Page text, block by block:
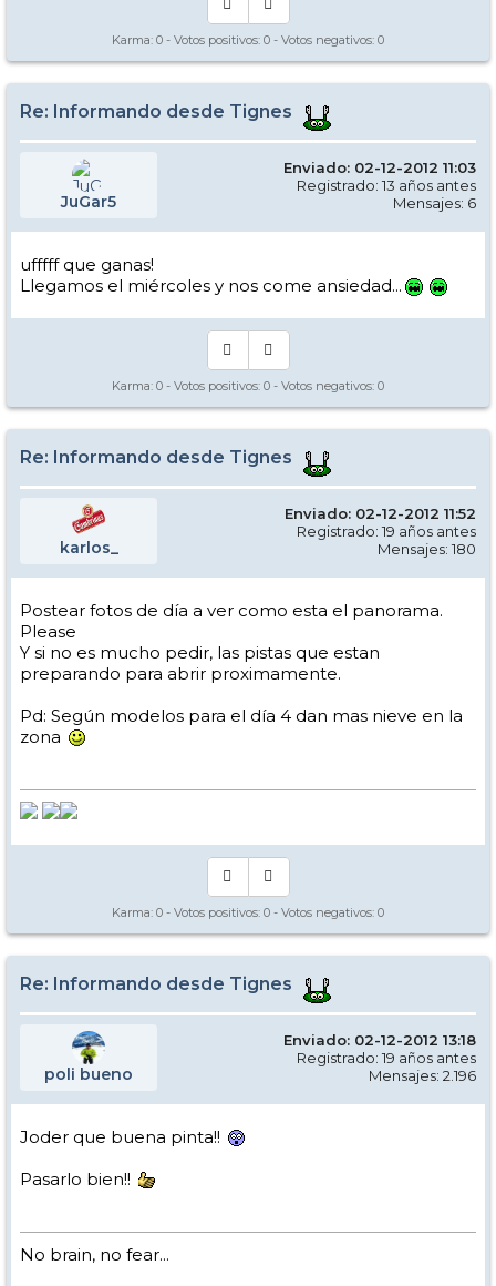
Karma: 0 - Votos positivos: 0 - Votos negativos: 0
Re: Informando desde Tignes
JuGar5
Enviado: 02-12-2012 11:03
Registrado: 13 años antes
Mensajes: 6
ufffff que ganas!
Llegamos el miércoles y nos come ansiedad...
Karma: 0 - Votos positivos: 0 - Votos negativos: 0
Re: Informando desde Tignes
karlos_
Enviado: 02-12-2012 11:52
Registrado: 19 años antes
Mensajes: 180
Postear fotos de día a ver como esta el panorama.
Please
Y si no es mucho pedir, las pistas que estan
preparando para abrir proximamente.
Pd: Según modelos para el día 4 dan mas nieve en la
zona
Karma: 0 - Votos positivos: 0 - Votos negativos: 0
Re: Informando desde Tignes
poli bueno
Enviado: 02-12-2012 13:18
Registrado: 19 años antes
Mensajes: 2.196
Joder que buena pinta!!
Pasarlo bien!!
No brain, no fear...